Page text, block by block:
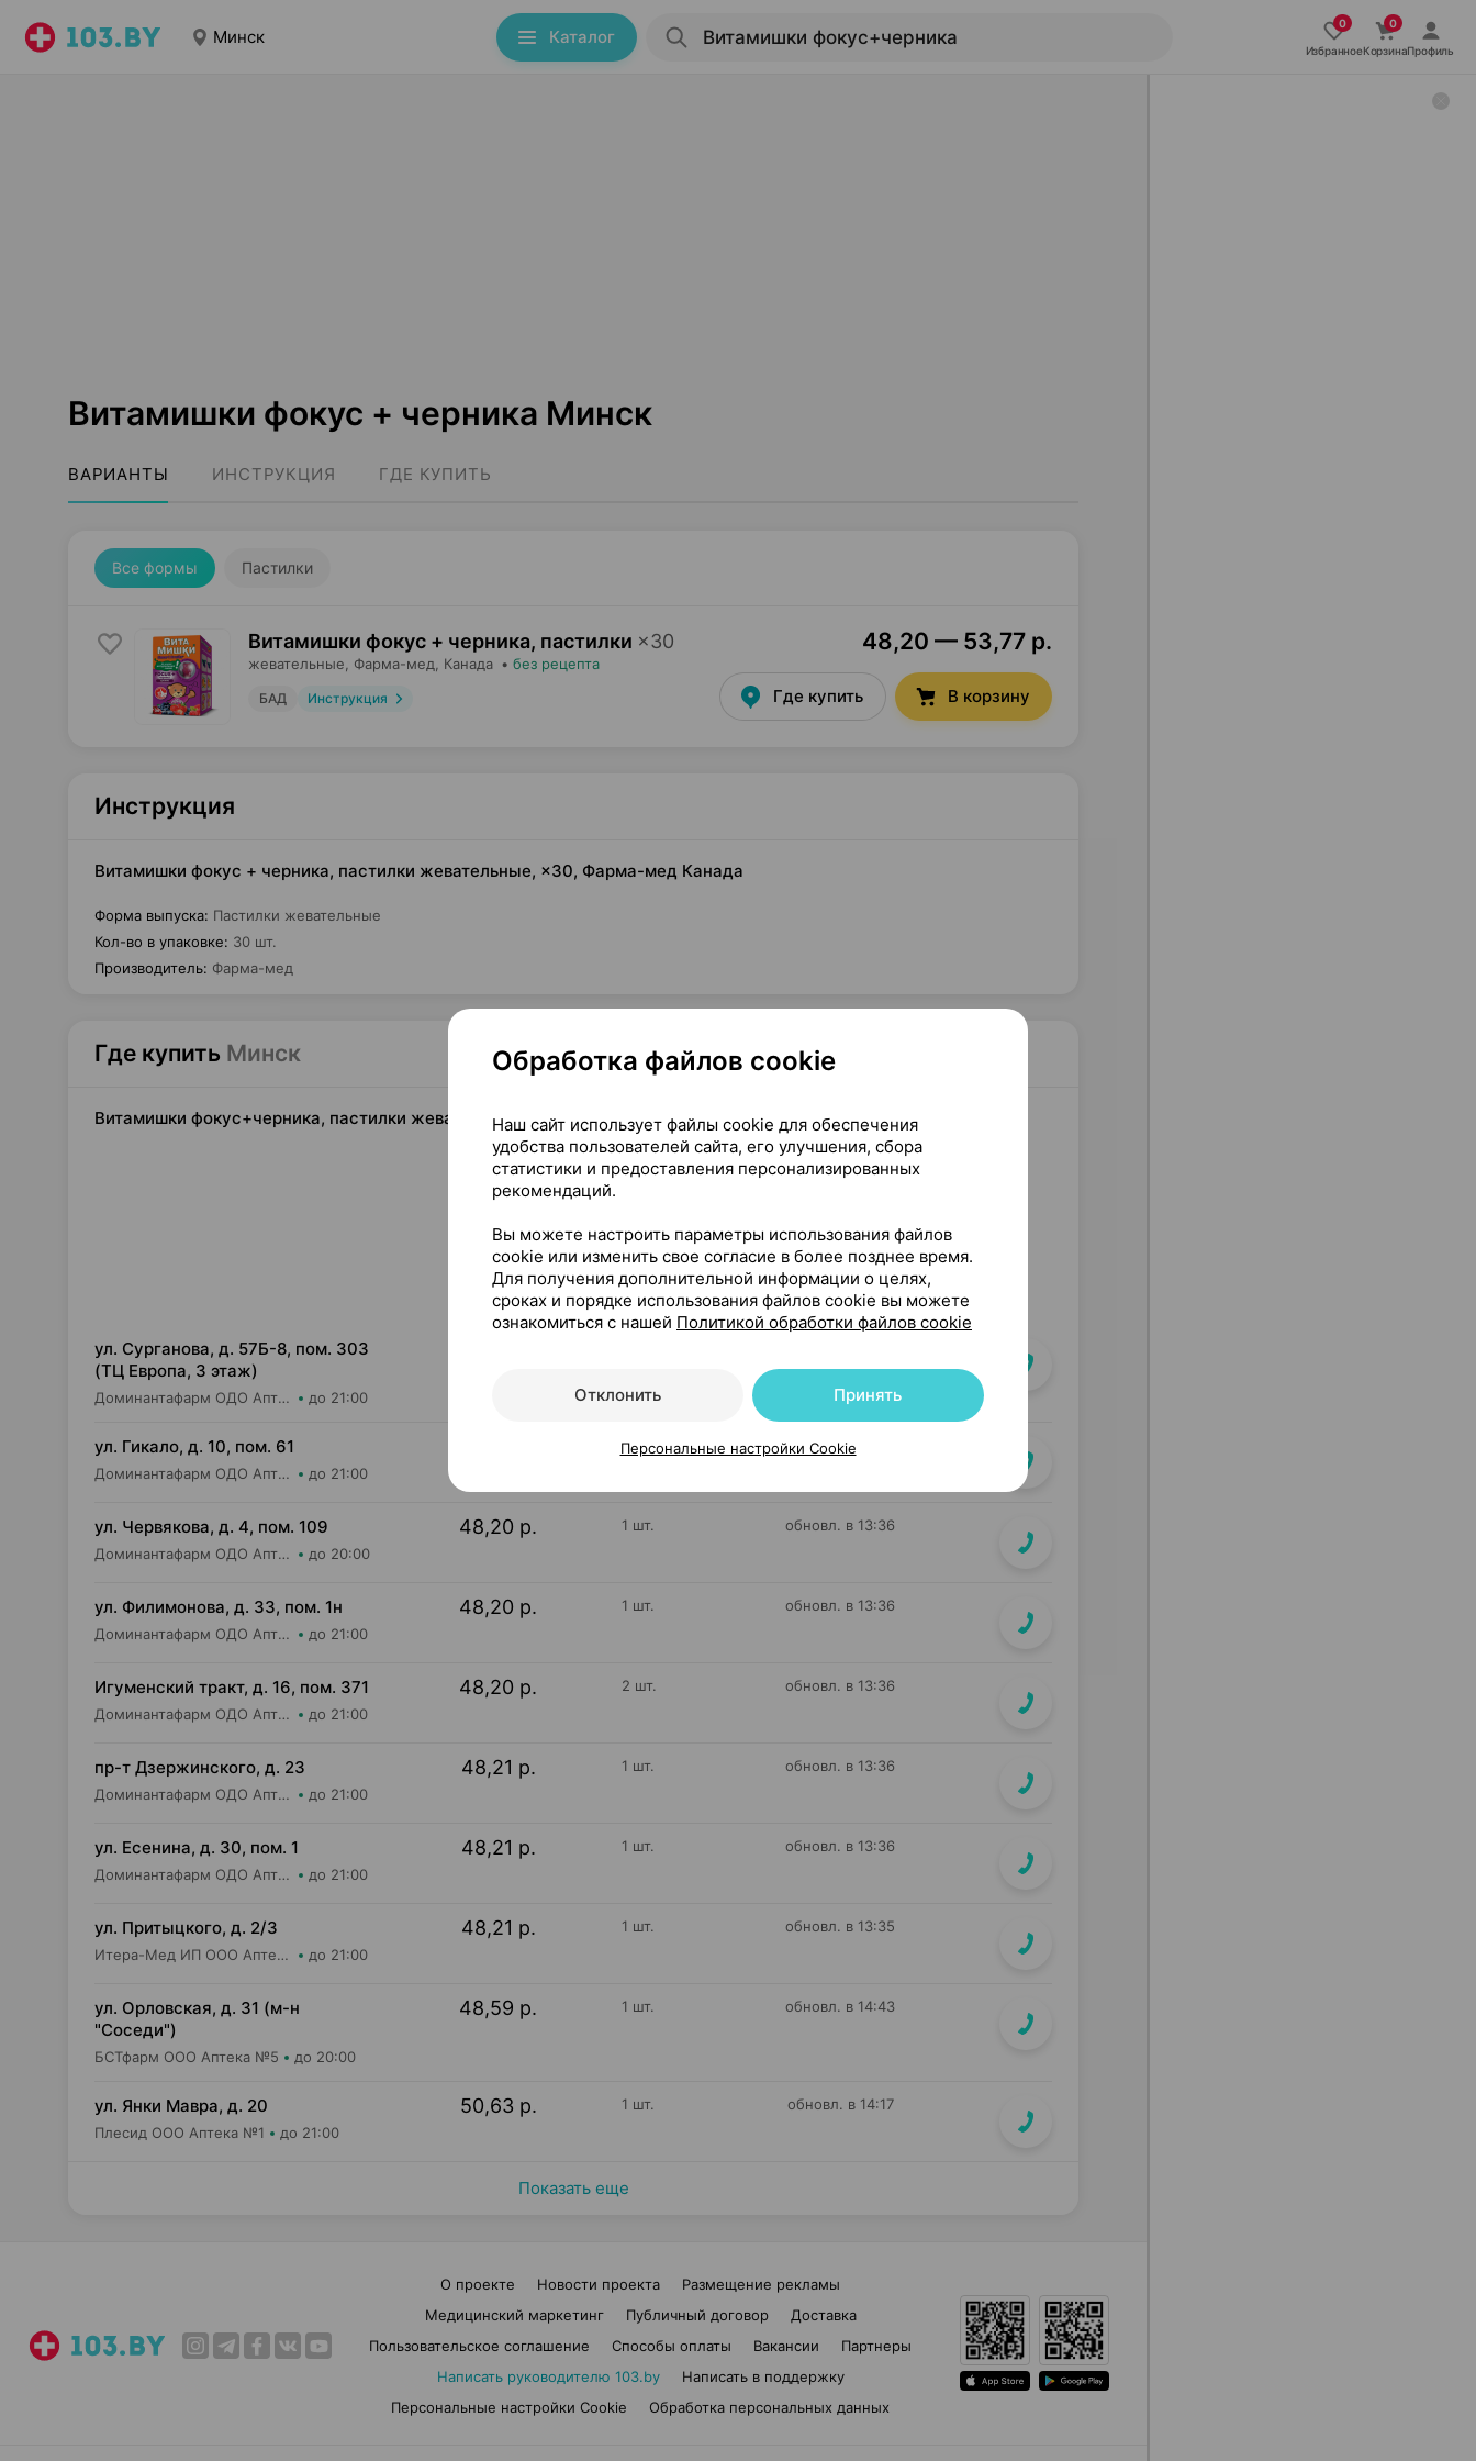
Минск Каталог
ИзбранноеКорзинаПрофиль
Витамишки фокус + черника Минск
ВАРИАНТЫ ИНСТРУКЦИЯ ГДЕ КУПИТЬ
Все формы Пастилки
Витамишки фокус + черника, пастилки ×30
жевательные, Фарма-мед , Канада • без рецепта
БАД Инструкция
48,20 — 53,77 р.
Где купить В корзину
Инструкция
Витамишки фокус + черника, пастилки жевательные, ×30, Фарма-мед Канада
Форма выпуска: Пастилки жевательные
Кол-во в упаковке: 30 шт.
Производитель: Фарма-мед
Где купить Минск
Витамишки фокус+черника, пастилки жевательные, ×30, Фарма-мед Канада
На карте
ул. Сурганова, д. 57Б-8, пом. 303
(ТЦ Европа, 3 этаж)
Доминантафарм ОДО Аптека №37 до 21:00
ул. Гикало, д. 10, пом. 61
Доминантафарм ОДО Аптека №8 до 21:00
1 шт. обновл. в 13:36
ул. Червякова, д. 4, пом. 109
Доминантафарм ОДО Аптека №3 до 20:00
48,20 р. 1 шт. обновл. в 13:36
ул. Филимонова, д. 33, пом. 1н
Доминантафарм ОДО Аптека №11 до 21:00
48,20 р. 1 шт. обновл. в 13:36
Игуменский тракт, д. 16, пом. 371
Доминантафарм ОДО Аптека №2 до 21:00
48,20 р. 2 шт. обновл. в 13:36
пр-т Дзержинского, д. 23
Доминантафарм ОДО Аптека №32 до 21:00
48,21 р. 1 шт. обновл. в 13:36
ул. Есенина, д. 30, пом. 1
Доминантафарм ОДО Аптека №15 до 21:00
48,21 р. 1 шт. обновл. в 13:36
ул. Притыцкого, д. 2/3
Итера-Мед ИП ООО Аптека №10 до 21:00
48,21 р. 1 шт. обновл. в 13:35
ул. Орловская, д. 31 (м-н
"Соседи")
БСТфарм ООО Аптека №5 до 20:00
48,59 р. 1 шт. обновл. в 14:43
ул. Янки Мавра, д. 20
Плесид ООО Аптека №1 до 21:00
50,63 р. 1 шт. обновл. в 14:17
Показать еще
О проекте Новости проекта
Размещение рекламы
Медицинский маркетинг
Публичный договор
Доставка
Пользовательское соглашение
Способы оплаты Вакансии
Партнеры
Написать руководителю 103.by
Написать в поддержку
Персональные настройки Cookie
Обработка персональных данных
Обработка файлов cookie
Наш сайт использует файлы cookie для обеспечения
удобства пользователей сайта, его улучшения, сбора
статистики и предоставления персонализированных
рекомендаций.
Вы можете настроить параметры использования файлов
cookie или изменить свое согласие в более позднее время.
Для получения дополнительной информации о целях,
сроках и порядке использования файлов cookie вы можете
ознакомиться с нашей Политикой обработки файлов cookie
Отклонить Принять
Персональные настройки Cookie